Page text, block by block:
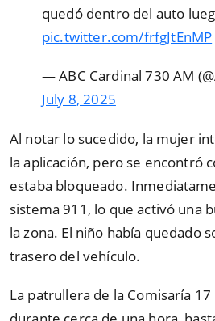
quedó dentro del auto
pic.twitter.com/frfgJtEnMP
— ABC Cardinal 730 AM
July 8, 2025
Al notar lo sucedido, la mujer
la aplicación, pero se encontró
estaba bloqueado.
sistema 911, lo que activó una
la zona. El niño había quedado
trasero del vehículo.
La patrullera de la Comisaría